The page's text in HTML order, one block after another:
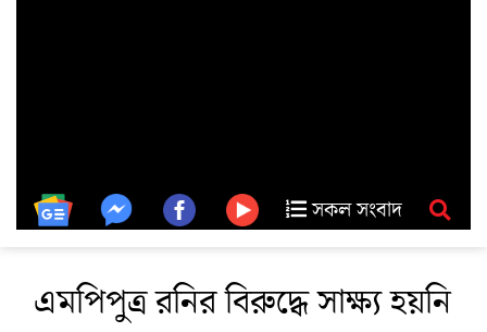
সকল সংবাদ
এমপিপুত্র রনির বিরুদ্ধে সাক্ষ্য হয়নি